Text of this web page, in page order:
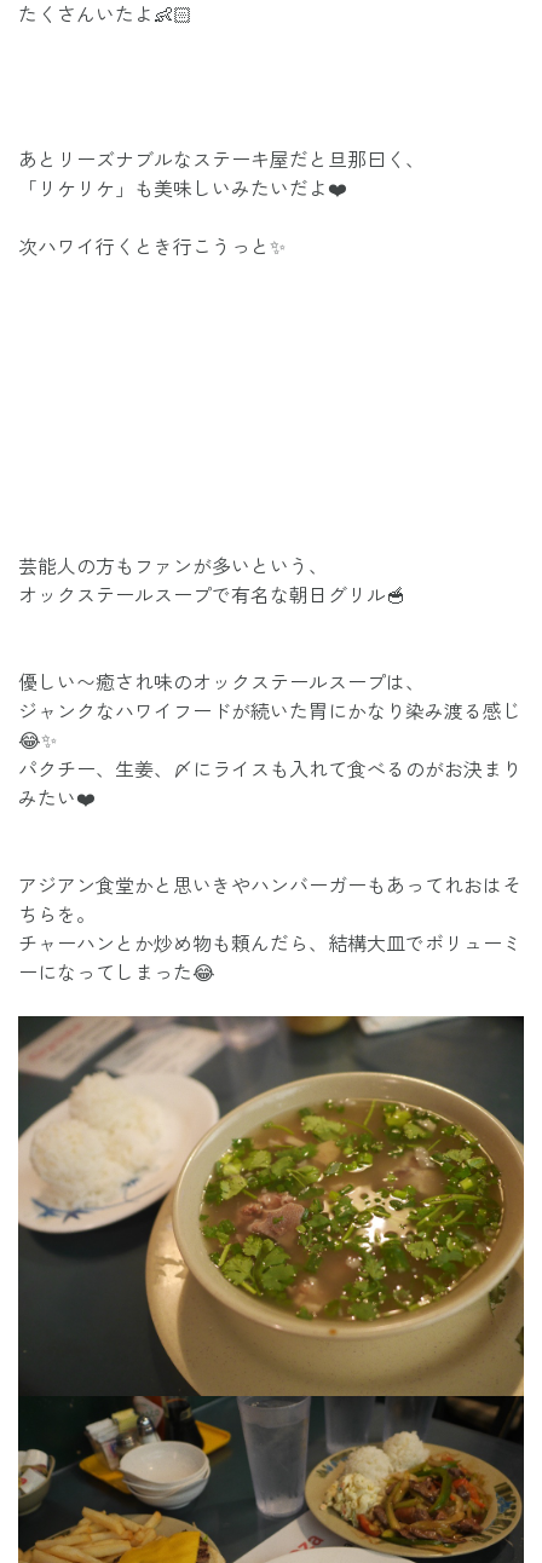
たくさんいたよ👶🏻
あとリーズナブルなステーキ屋だと旦那曰く、
「リケリケ」も美味しいみたいだよ❤️
次ハワイ行くとき行こうっと✨
芸能人の方もファンが多いという、
オックステールスープで有名な朝日グリル🥣
優しい〜癒され味のオックステールスープは、
ジャンクなハワイフードが続いた胃にかなり染み渡る感じ
😂✨
パクチー、生姜、〆にライスも入れて食べるのがお決まり
みたい❤️
アジアン食堂かと思いきやハンバーガーもあってれおはそ
ちらを。
チャーハンとか炒め物も頼んだら、結構大皿でボリューミ
ーになってしまった😂